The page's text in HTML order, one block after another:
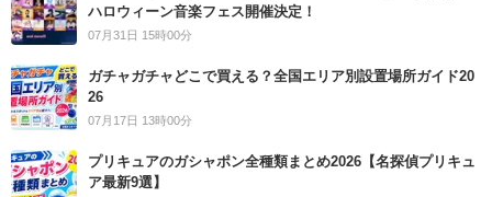
ハロウィーン音楽フェス開催決定！
07月31日 15時00分
ガチャガチャどこで買える？全国エリア別設置場所ガイド20
26
07月17日 13時00分
プリキュアのガシャポン全種類まとめ2026【名探偵プリキュ
ア最新9選】